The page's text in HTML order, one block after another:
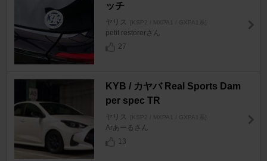
ッチ
ヤリス [KSP2 / MXPA1 / GXPA1系]
petit restorerさん
27
KYB / カヤバ Real Sports Dam
per spec TR
ヤリス [KSP2 / MXPA1 / GXPA1系]
Arあーるさん
13